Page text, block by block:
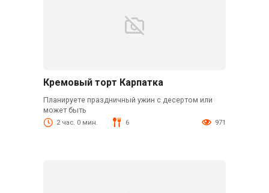
Кремовый торт Карпатка
Планируете праздничный ужин с десертом или
может быть
2 час. 0 мин. 6 971